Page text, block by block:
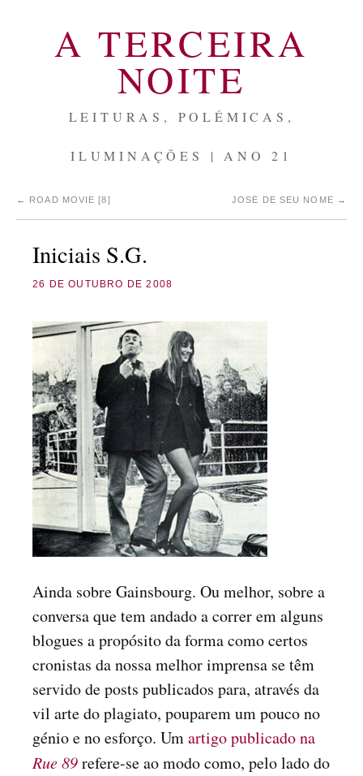
A TERCEIRA
NOITE
LEITURAS, POLÉMICAS,
ILUMINAÇÕES | ANO 21
← ROAD MOVIE [8] JOSÉ DE SEU NOME →
Iniciais S.G.
26 DE OUTUBRO DE 2008
Ainda sobre Gainsbourg. Ou melhor, sobre a
conversa que tem andado a correr em alguns
blogues a propósito da forma como certos
cronistas da nossa melhor imprensa se têm
servido de posts publicados para, através da
vil arte do plagiato, pouparem um pouco no
génio e no esforço. Umartigo publicado na
Rue 89refere-se ao modo como, pelo lado do